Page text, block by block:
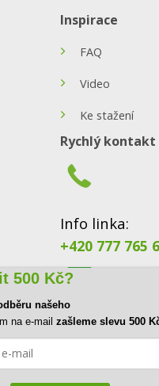
Inspirace
FAQ
Video
Ke stažení
Rychlý kontakt
Info linka:
+420 777 765
E-mail:
500 Kč?
našeho
na e-mail zašleme slevu 500